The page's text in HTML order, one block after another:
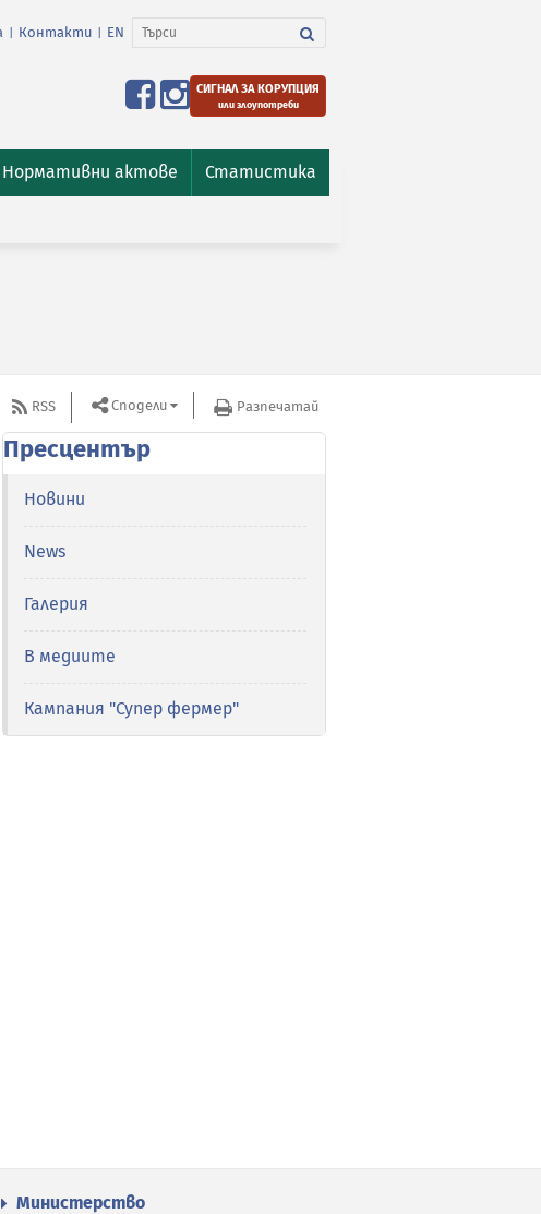
Контакти EN
СИГНАЛ ЗА КОРУПЦИЯ
или злоупотреби
Нормативни актове Статистика
RSS Сподели Разпечатай
Пресцентър
Новини
News
Галерия
В медиите
Кампания "Супер фермер"
Министерство